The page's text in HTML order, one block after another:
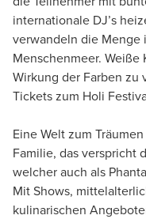
internationale DJ’s
verwandeln die
Menschenmeer.
Wirkung der Farben zu
Tickets zum Holi
Eine Welt zum
Familie, das verspricht
welcher auch als
Mit Shows,
kulinarischen